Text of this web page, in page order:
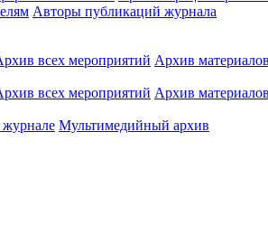
Авторы публикаций журнала
всех мероприятий Архив
всех мероприятий Архив
журнале Мультимедийный архив